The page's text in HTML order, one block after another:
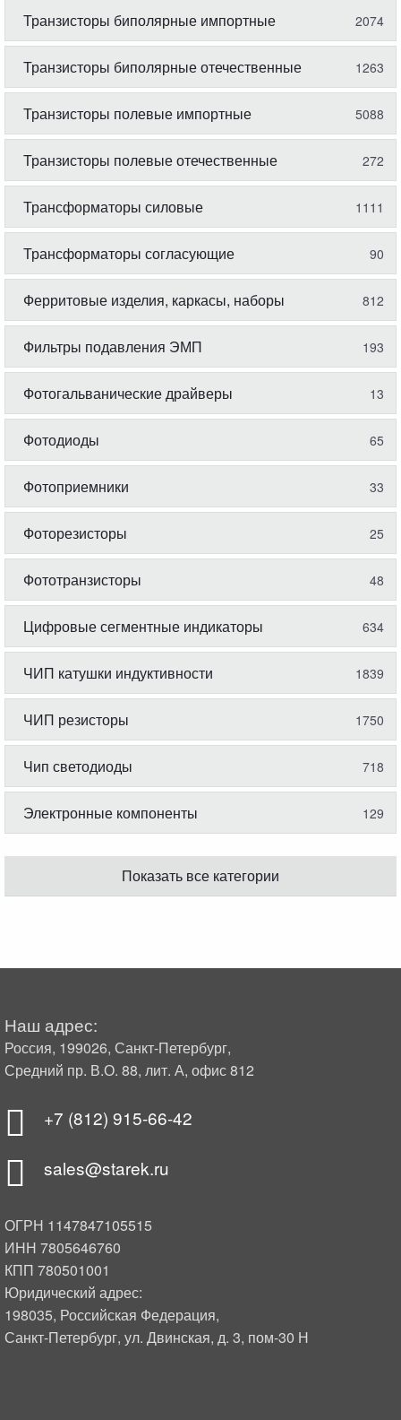
Транзисторы биполярные импортные 2074
Транзисторы биполярные отечественные 1263
Транзисторы полевые импортные 5088
Транзисторы полевые отечественные 272
Трансформаторы силовые 1111
Трансформаторы согласующие 90
Ферритовые изделия, каркасы, наборы 812
Фильтры подавления ЭМП 193
Фотогальванические драйверы 13
Фотодиоды 65
Фотоприемники 33
Фоторезисторы 25
Фототранзисторы 48
Цифровые сегментные индикаторы 634
ЧИП катушки индуктивности 1839
ЧИП резисторы 1750
Чип светодиоды 718
Электронные компоненты 129
Показать все категории
Наш адрес:
Россия, 199026, Санкт-Петербург,
Средний пр. В.О. 88, лит. А, офис 812
+7 (812) 915-66-42
sales@starek.ru
ОГРН 1147847105515
ИНН 7805646760
КПП 780501001
Юридический адрес:
198035, Российская Федерация,
Санкт-Петербург, ул. Двинская, д. 3, пом-30 Н